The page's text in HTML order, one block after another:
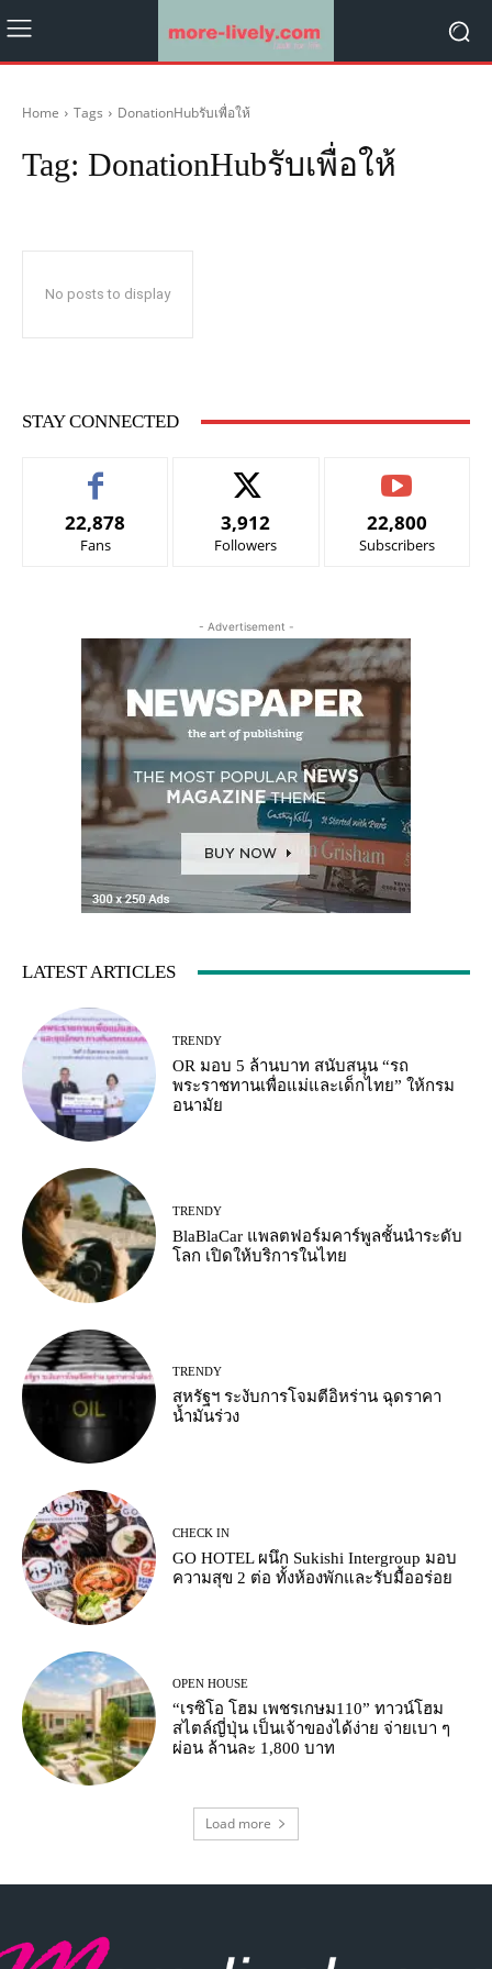
Home Tags DonationHubรับเพื่อให้
Tag: DonationHubรับเพื่อให้
No posts to display
STAY CONNECTED
22,878
Fans
3,912
Followers
22,800
Subscribers
- Advertisement -
LATEST ARTICLES
TRENDY
OR มอบ 5 ล้านบาท สนับสนุน “รถ
พระราชทานเพื่อแม่และเด็กไทย” ให้กรม
อนามัย
TRENDY
BlaBlaCar แพลตฟอร์มคาร์พูลชั้นนำระดับ
โลก เปิดให้บริการในไทย
TRENDY
สหรัฐฯ ระงับการโจมตีอิหร่าน ฉุดราคา
น้ำมันร่วง
CHECK IN
GO HOTEL ผนึก Sukishi Intergroup มอบ
ความสุข 2 ต่อ ทั้งห้องพักและรับมื้ออร่อย
OPEN HOUSE
“เรซิโอ โฮม เพชรเกษม110” ทาวน์โฮม
สไตล์ญี่ปุ่น เป็นเจ้าของได้ง่าย จ่ายเบา ๆ
ผ่อน ล้านละ 1,800 บาท
Load more